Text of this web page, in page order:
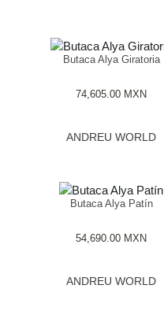
Butaca Alya Giratoria
74,605.00 MXN
ANDREU WORLD
Butaca Alya Patín
54,690.00 MXN
ANDREU WORLD